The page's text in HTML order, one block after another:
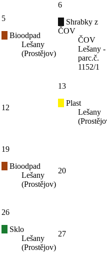
5
Bioodpad
Lešany
(Prostějov)
6
Shrabky z
ČOV
ČOV
Lešany -
parc.č.
1152/1
12
13
Plast
Lešany
19
Bioodpad
Lešany
(Prostějov)
20
26
Sklo
Lešany
(Prostějov)
27